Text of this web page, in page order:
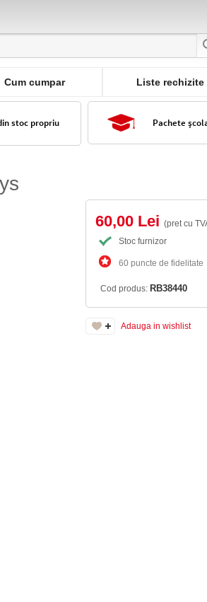
Cum cumpar Liste rechizite
stoc propriu Pachete
60,00 Lei (pret cu
Stoc furnizor
60 puncte de fidelitate
Cod produs: RB38440
Adauga in wishlist